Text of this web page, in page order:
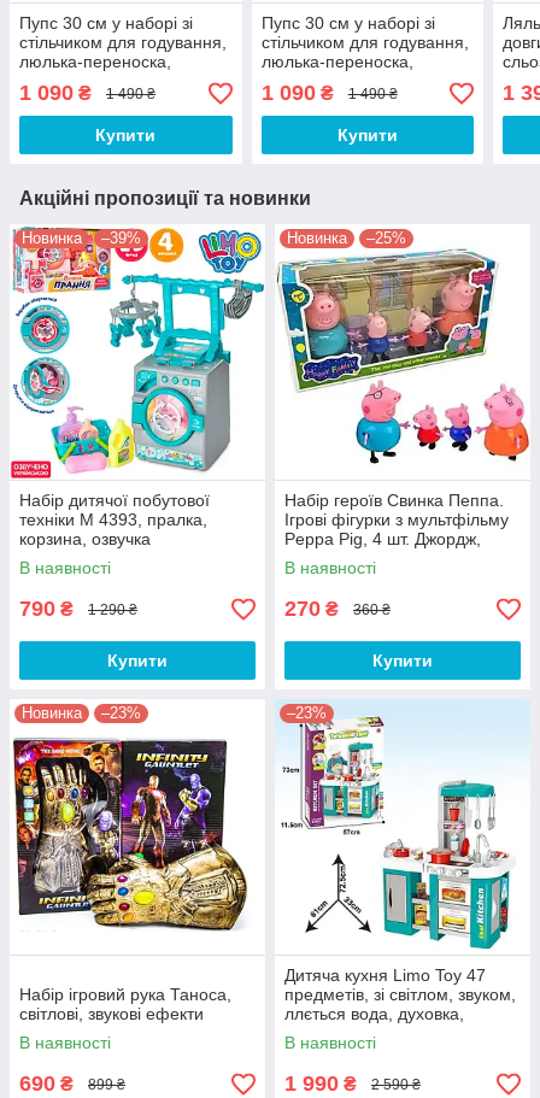
Пупс 30 см у наборі зі
стільчиком для годування,
люлька-переноска,
горщик, пляшечка
1 090 ₴ 1 490 ₴
Купити
Пупс 30 см у наборі зі
стільчиком для годування,
люлька-переноска,
горщик, пляшечка
1 090₴ 1 490 ₴
Купити
1
Акційні пропозиції та новинки
Новинка –39%
Набір дитячої побутової
техніки M 4393, пралка,
корзина, озвучка
В наявності
790 ₴ 1 290 ₴
Купити
Новинка –25%
Набір героїв Свинка Пеппа.
Ігрові фігурки з мультфільму
Peppa Pig, 4 шт. Джордж,
Тато Свин, Мама Свинка
В наявності
270 ₴ 360 ₴
Купити
Новинка –23%
Набір ігровий рука Таноса,
світлові, звукові ефекти
В наявності
690 ₴ 899 ₴
–23%
Дитяча кухня Limo Toy 47
предметів, зі світлом, звуком,
ллється вода, духовка,
висота 72 см
В наявності
1 990 ₴ 2 590 ₴